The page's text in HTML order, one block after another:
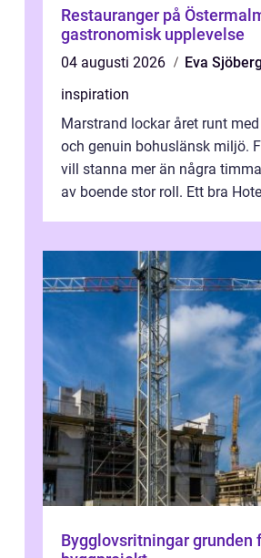
Restauranger på
gastronomisk upplevelse
04 augusti 2026
Eva
inspiration
Marstrand lockar året runt
och genuin bohuslänsk miljö.
vill stanna mer än några
av boende stor roll. Ett bra
Bygglovsritningar grunden för ett tryggt